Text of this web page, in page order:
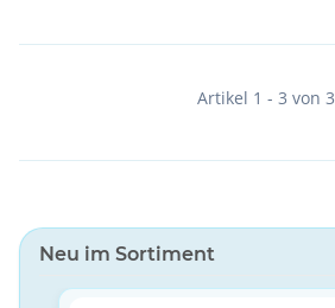
Artikel 1 - 3 von 3
Neu im Sortiment